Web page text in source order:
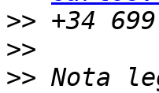
>>
>>
>> Nota